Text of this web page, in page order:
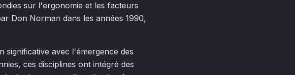
sur l'ergonomie et les facteurs
Don Norman dans les années 1990,
avec l'émergence des
ces disciplines ont intégré des